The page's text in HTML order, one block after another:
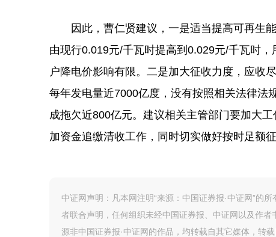
因此，曹仁贤建议，一是适当提高可再生能
由现行0.019元/千瓦时提高到0.029元/千瓦时
户降电价影响有限。二是加大征收力度，应收
每年发电量近7000亿度，没有按照相关法律法
成拖欠近800亿元。建议相关主管部门要加大
加资金追缴清收工作，同时切实做好按时足额征
中证网声明：凡本网注明“来源：中国证券报·中证网”的
者联合声明，任何组织未经中国证券报、中证网以及作
源非中国证券报·中证网的作品，均转载自其它媒体，转